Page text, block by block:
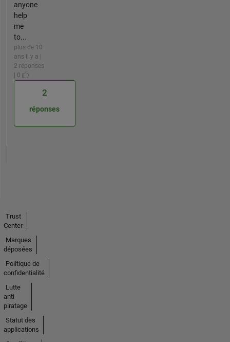
anyone
help
me
to...
plus de 10
ans il y a |
2 réponses
| 0
2
réponses
Trust
Center
Marques
déposées
Politique de
confidentialité
Lutte
anti-
piratage
Statut des
applications